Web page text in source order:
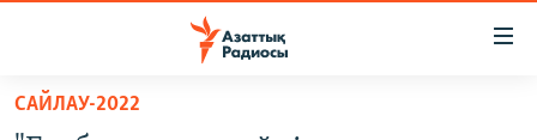
Skip
ЖАҢАЛЫҚТАР
САЙЛАУ-2022